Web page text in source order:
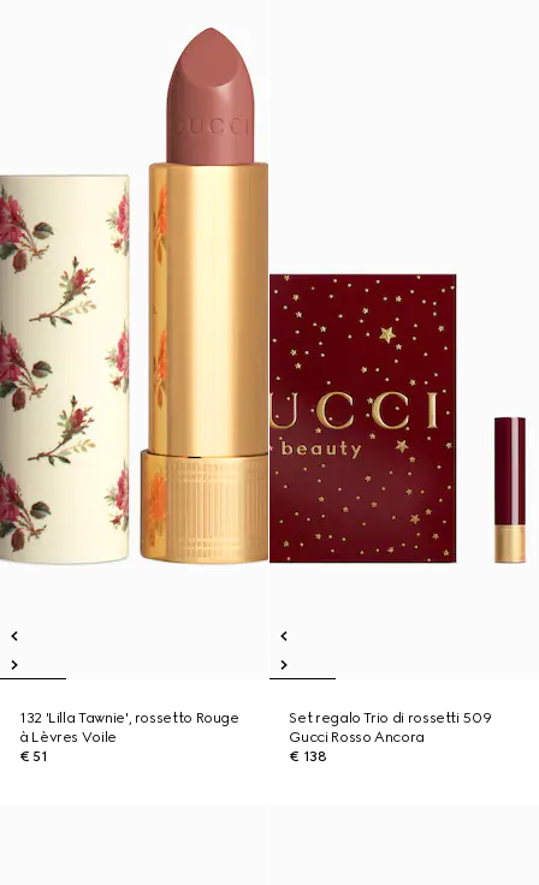
132 'Lilla Tawnie', rossetto Rouge
à Lèvres Voile
€ 51
Set regalo Trio di rossetti 509
Gucci Rosso Ancora
€ 138